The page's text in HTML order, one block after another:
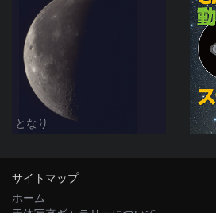
となり
サイトマップ
ホーム